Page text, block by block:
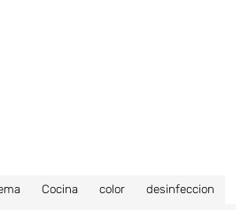
Cocina color desinfeccion